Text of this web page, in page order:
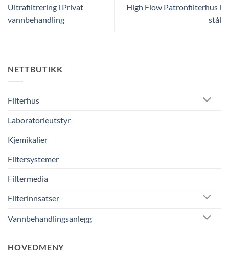
NETTBUTIKK
Filterhus
Laboratorieutstyr
Kjemikalier
Filtersystemer
Filtermedia
Filterinnsatser
Vannbehandlingsanlegg
HOVEDMENY
Ultrafiltrering i Privat
vannbehandling
High Flow Patronfilterhus i
stål